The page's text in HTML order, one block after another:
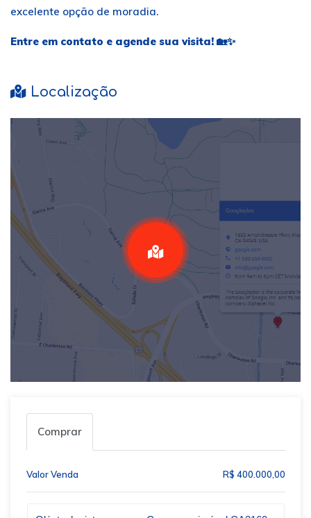
excelente opção de moradia.
Entre em contato e agende sua visita! 🏡✨
Localização
Comprar
Valor Venda R$ 400.000,00